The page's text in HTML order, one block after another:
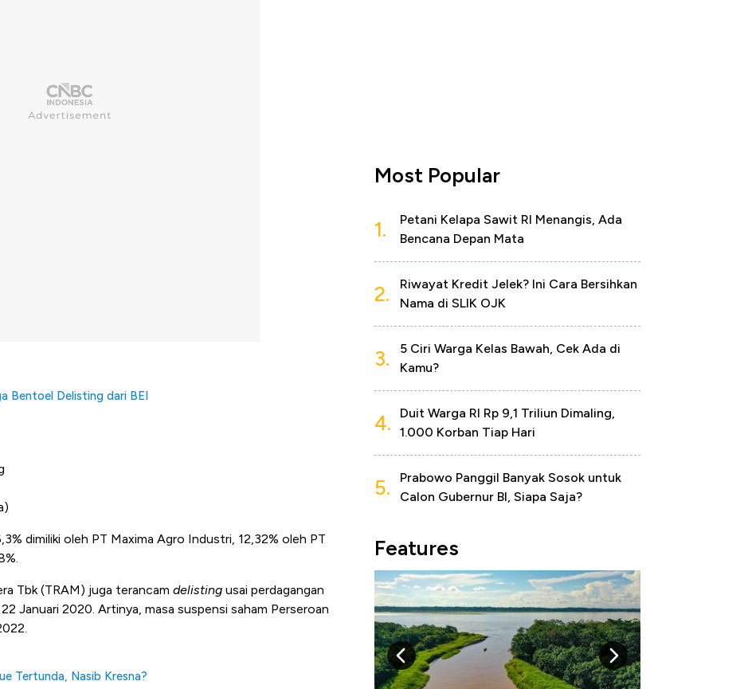
Bentoel Delisting dari BEI
dimiliki oleh PT Maxima Agro Industri, 12,32% oleh PT
Tbk (TRAM) juga terancam delisting usai perdagangan
Januari 2020. Artinya, masa suspensi saham Perseroan
Tertunda, Nasib Kresna?
Most Popular
1.
Petani Kelapa Sawit RI Menangis, Ada
Bencana Depan Mata
2.
Riwayat Kredit Jelek? Ini Cara Bersihkan
Nama di SLIK OJK
3.
5 Ciri Warga Kelas Bawah, Cek Ada di
Kamu?
4.
Duit Warga RI Rp 9,1 Triliun Dimaling,
1.000 Korban Tiap Hari
5.
Prabowo Panggil Banyak Sosok untuk
Calon Gubernur BI, Siapa Saja?
Features